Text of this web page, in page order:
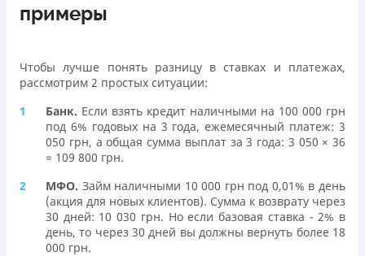
примеры
Чтобы лучше понять разницу в ставках и платежах,
рассмотрим 2 простых ситуации:
Банк. Если взять кредит наличными на 100 000 грн
под 6% годовых на 3 года, ежемесячный платеж: 3
050 грн, а общая сумма выплат за 3 года: 3 050 × 36
= 109 800 грн.
МФО. Займ наличными 10 000 грн под 0,01% в день
(акция для новых клиентов). Сумма к возврату через
30 дней: 10 030 грн. Но если базовая ставка - 2% в
день, то через 30 дней вы должны вернуть более 18
000 грн.